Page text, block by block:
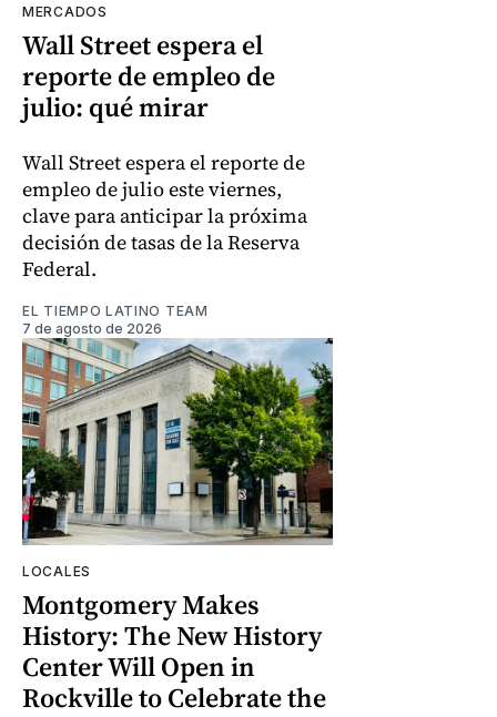
MERCADOS
Wall Street espera el
reporte de empleo de
julio: qué mirar
Wall Street espera el reporte de
empleo de julio este viernes,
clave para anticipar la próxima
decisión de tasas de la Reserva
Federal.
EL TIEMPO LATINO TEAM
7 de agosto de 2026
LOCALES
Montgomery Makes
History: The New History
Center Will Open in
Rockville to Celebrate the